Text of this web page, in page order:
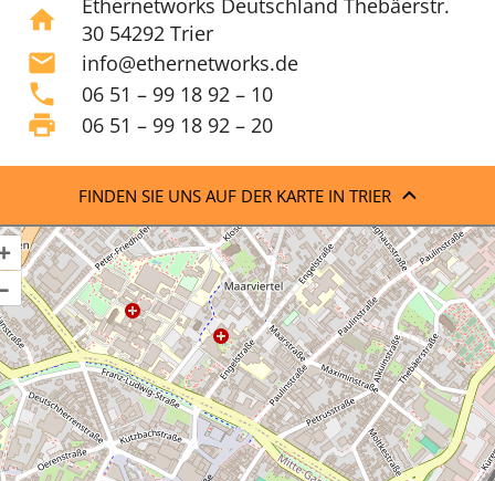
home
Ethernetworks Deutschland Thebäerstr.
30 54292 Trier
mail info@ethernetworks.de
phone 06 51 – 99 18 92 – 10
print 06 51 – 99 18 92 – 20
FINDEN SIE UNS AUF DER KARTE IN TRIER